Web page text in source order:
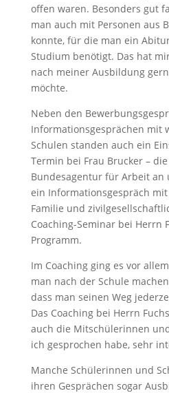
offen waren. Besonders gut
man auch mit Personen aus
konnte, für die man ein
Studium benötigt. Das hat
nach meiner Ausbildung
möchte.
Neben den
Informationsgesprächen mit
Schulen standen auch ein
Termin bei Frau Brucker –
Bundesagentur für Arbeit an
ein Informationsgespräch
Familie und
Coaching-Seminar bei Herrn
Programm.
Im Coaching ging es vor
man nach der Schule
dass man seinen Weg
Das Coaching bei Herrn
auch die Mitschülerinnen
ich gesprochen habe, sehr
Manche Schülerinnen und
ihren Gesprächen sogar